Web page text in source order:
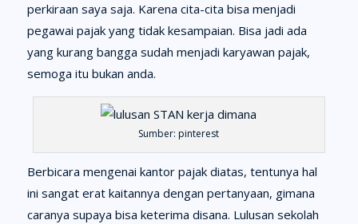
perkiraan saya saja. Karena cita-cita bisa menjadi
pegawai pajak yang tidak kesampaian. Bisa jadi ada
yang kurang bangga sudah menjadi karyawan pajak,
semoga itu bukan anda.
Sumber: pinterest
Berbicara mengenai kantor pajak diatas, tentunya hal
ini sangat erat kaitannya dengan pertanyaan, gimana
caranya supaya bisa keterima disana. Lulusan sekolah